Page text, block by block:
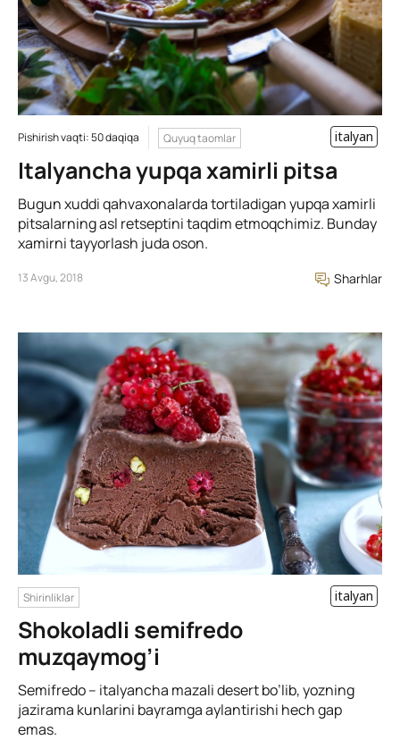
Pishirish vaqti: 50 daqiqa Quyuq taomlar italyan
Italyancha yupqa xamirli pitsa
Bugun xuddi qahvaxonalarda tortiladigan yupqa xamirli
pitsalarning asl retseptini taqdim etmoqchimiz. Bunday
xamirni tayyorlash juda oson.
13 Avgu, 2018 Sharhlar
Shirinliklar italyan
Shokoladli semifredo
muzqaymog’i
Semifredo – italyancha mazali desert bo’lib, yozning
jazirama kunlarini bayramga aylantirishi hech gap
emas.